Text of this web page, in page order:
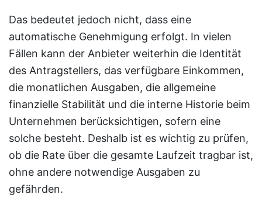
Das bedeutet jedoch nicht, dass eine
automatische Genehmigung erfolgt. In vielen
Fällen kann der Anbieter weiterhin die Identität
des Antragstellers, das verfügbare Einkommen,
die monatlichen Ausgaben, die allgemeine
finanzielle Stabilität und die interne Historie beim
Unternehmen berücksichtigen, sofern eine
solche besteht. Deshalb ist es wichtig zu prüfen,
ob die Rate über die gesamte Laufzeit tragbar ist,
ohne andere notwendige Ausgaben zu
gefährden.